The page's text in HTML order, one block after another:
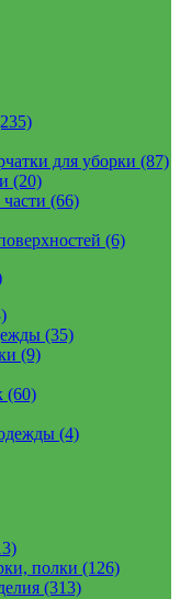
для уборки (87)
(20)
(66)
(6)
(35)
(9)
(60)
(4)
полки (126)
(313)